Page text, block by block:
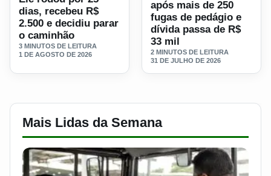
dias, recebeu R$
2.500 e decidiu parar
o caminhão
3 MINUTOS DE LEITURA
1 DE AGOSTO DE 2026
após mais de 250
fugas de pedágio e
dívida passa de R$
33 mil
2 MINUTOS DE LEITURA
31 DE JULHO DE 2026
Mais Lidas da Semana